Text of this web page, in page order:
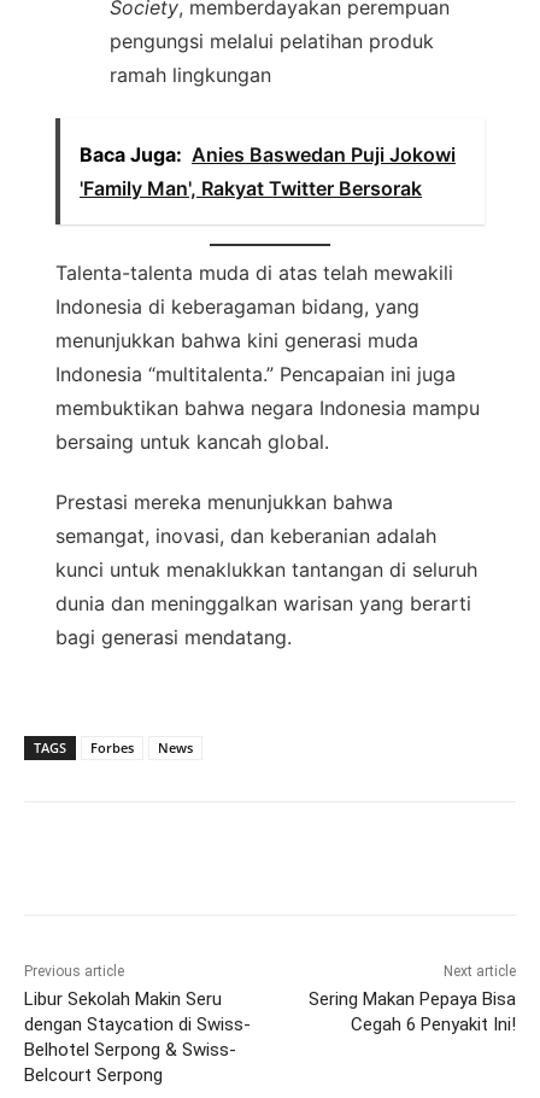
Society, memberdayakan perempuan
pengungsi melalui pelatihan produk
ramah lingkungan
Baca Juga: Anies Baswedan Puji Jokowi
'Family Man', Rakyat Twitter Bersorak
Talenta-talenta muda di atas telah mewakili
Indonesia di keberagaman bidang, yang
menunjukkan bahwa kini generasi muda
Indonesia “multitalenta.” Pencapaian ini juga
membuktikan bahwa negara Indonesia mampu
bersaing untuk kancah global.
Prestasi mereka menunjukkan bahwa
semangat, inovasi, dan keberanian adalah
kunci untuk menaklukkan tantangan di seluruh
dunia dan meninggalkan warisan yang berarti
bagi generasi mendatang.
TAGS Forbes News
Previous article
Libur Sekolah Makin Seru
dengan Staycation di Swiss-
Belhotel Serpong & Swiss-
Belcourt Serpong
Next article
Sering Makan Pepaya Bisa
Cegah 6 Penyakit Ini!